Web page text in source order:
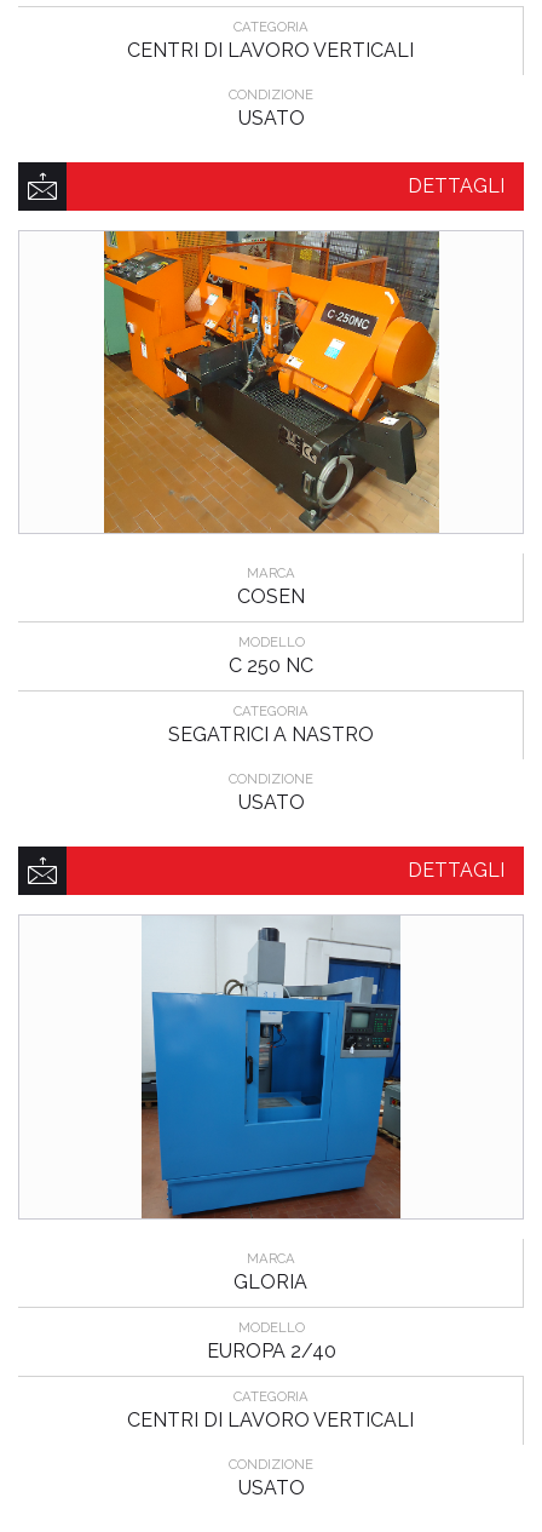
CATEGORIA
CENTRI DI LAVORO VERTICALI
CONDIZIONE
USATO
DETTAGLI
MARCA
COSEN
MODELLO
C 250 NC
CATEGORIA
SEGATRICI A NASTRO
CONDIZIONE
USATO
DETTAGLI
MARCA
GLORIA
MODELLO
EUROPA 2/40
CATEGORIA
CENTRI DI LAVORO VERTICALI
CONDIZIONE
USATO